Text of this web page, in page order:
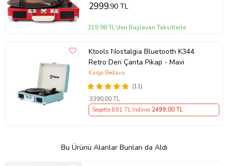
2999,90 TL
319,98 TL'den Başlayan Taksitlerle
Ktools Nostalgia Bluetooth K344
Retro Deri Çanta Pikap - Mavi
(11)
Kargo Bedava
3390,00 TL
Sepette 891 TL İndirim 2499,00 TL
Bu Ürünü Alanlar Bunları da Aldı